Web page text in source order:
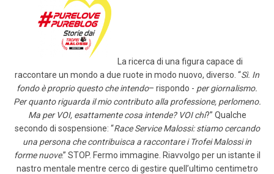
ISCRIVITI ALLA GARA
BLOG
MALOSSI RACING ACADEMY
VELOCE EROI NEL VENTO
La ricerca di una figura capace di
raccontare un mondo a due ruote in modo nuovo, diverso. “Sì. In
fondo è proprio questo che intendo– rispondo - per giornalismo.
Per quanto riguarda il mio contributo alla professione, perlomeno.
Ma per VOI, esattamente cosa intende? VOI chi?” Qualche
secondo di sospensione: “Race Service Malossi: stiamo cercando
una persona che contribuisca a raccontare i Trofei Malossi in
forme nuove.” STOP. Fermo immagine. Riavvolgo per un istante il
nastro mentale mentre cerco di gestire quell’ultimo centimetro